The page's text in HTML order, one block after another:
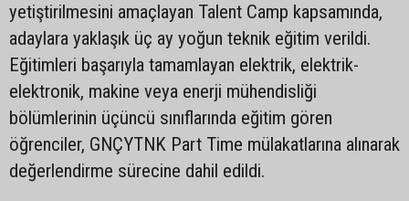
yetiştirilmesini amaçlayan Talent Camp kapsamında,
adaylara yaklaşık üç ay yoğun teknik eğitim verildi.
Eğitimleri başarıyla tamamlayan elektrik, elektrik-
elektronik, makine veya enerji mühendisliği
bölümlerinin üçüncü sınıflarında eğitim gören
öğrenciler, GNÇYTNK Part Time mülakatlarına alınarak
değerlendirme sürecine dahil edildi.